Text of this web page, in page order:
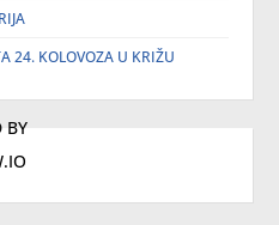
24. KOLOVOZA U KRIŽU